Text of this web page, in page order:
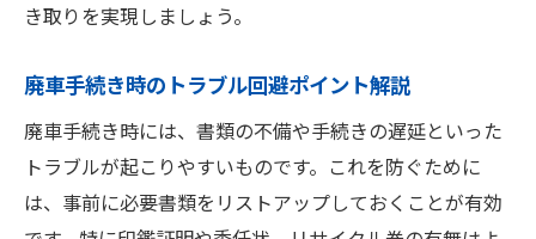
き取りを実現しましょう。
廃車手続き時のトラブル回避ポイント解説
廃車手続き時には、書類の不備や手続きの遅延といった
トラブルが起こりやすいものです。これを防ぐために
は、事前に必要書類をリストアップしておくことが有効